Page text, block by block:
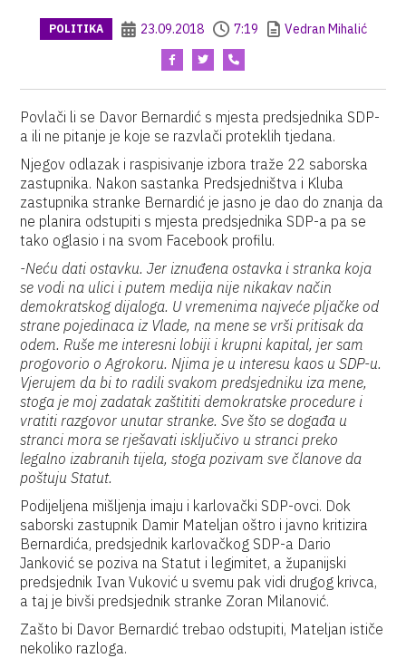
POLITIKA 23.09.2018 7:19 Vedran Mihalić
Povlači li se Davor Bernardić s mjesta predsjednika SDP-
a ili ne pitanje je koje se razvlači proteklih tjedana.
Njegov odlazak i raspisivanje izbora traže 22 saborska
zastupnika. Nakon sastanka Predsjedništva i Kluba
zastupnika stranke Bernardić je jasno je dao do znanja da
ne planira odstupiti s mjesta predsjednika SDP-a pa se
tako oglasio i na svom Facebook profilu.
-Neću dati ostavku. Jer iznuđena ostavka i stranka koja
se vodi na ulici i putem medija nije nikakav način
demokratskog dijaloga. U vremenima najveće pljačke od
strane pojedinaca iz Vlade, na mene se vrši pritisak da
odem. Ruše me interesni lobiji i krupni kapital, jer sam
progovorio o Agrokoru. Njima je u interesu kaos u SDP-u.
Vjerujem da bi to radili svakom predsjedniku iza mene,
stoga je moj zadatak zaštititi demokratske procedure i
vratiti razgovor unutar stranke. Sve što se događa u
stranci mora se rješavati isključivo u stranci preko
legalno izabranih tijela, stoga pozivam sve članove da
poštuju Statut.
Podijeljena mišljenja imaju i karlovački SDP-ovci. Dok
saborski zastupnik Damir Mateljan oštro i javno kritizira
Bernardića, predsjednik karlovačkog SDP-a Dario
Janković se poziva na Statut i legimitet, a županijski
predsjednik Ivan Vuković u svemu pak vidi drugog krivca,
a taj je bivši predsjednik stranke Zoran Milanović.
Zašto bi Davor Bernardić trebao odstupiti, Mateljan ističe
nekoliko razloga.